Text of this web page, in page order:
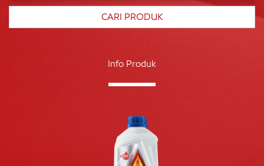
Info Produk